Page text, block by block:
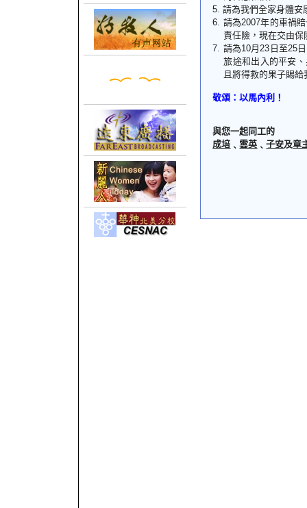
5.請為我們全家身體安
6. 請為2007年的車禍
責任險，現在交由
7. 請為10月23 日至25
旅途和出入的平安
且將得救的果子賜給
敬頌：以馬內利！
與您一起同工的
成培 ﹑雲英 ﹑子安及章